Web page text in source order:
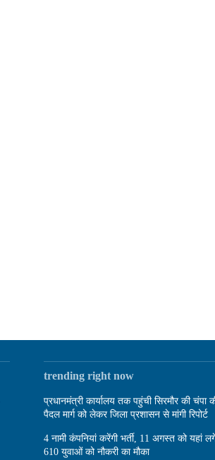
trending right now
प्रधानमंत्री कार्यालय तक पहुंची सिरमौर की चंपा
पैदल मार्ग को लेकर जिला प्रशासन से मांगी रिपोर्ट
4 नामी कंपनियां करेंगी भर्ती, 11 अगस्त को यहां
610 युवाओं को नौकरी का मौका